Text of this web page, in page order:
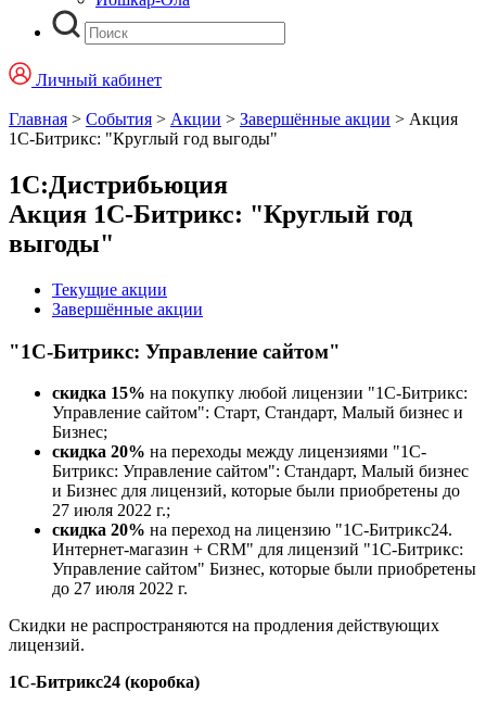
Личный кабинет
Главная > События > Акции > Завершённые акции > Акция
1С-Битрикс: "Круглый год выгоды"
1С:Дистрибьюция
Акция 1С-Битрикс: "Круглый год
выгоды"
Текущие акции
Завершённые акции
"1С-Битрикс: Управление сайтом"
скидка 15% на покупку любой лицензии "1С-Битрикс:
Управление сайтом": Старт, Стандарт, Малый бизнес и
Бизнес;
скидка 20% на переходы между лицензиями "1С-
Битрикс: Управление сайтом": Стандарт, Малый бизнес
и Бизнес для лицензий, которые были приобретены до
27 июля 2022 г.;
скидка 20% на переход на лицензию "1С-Битрикс24.
Интернет-магазин + CRM" для лицензий "1С-Битрикс:
Управление сайтом" Бизнес, которые были приобретены
до 27 июля 2022 г.
Скидки не распространяются на продления действующих
лицензий.
1С-Битрикс24 (коробка)